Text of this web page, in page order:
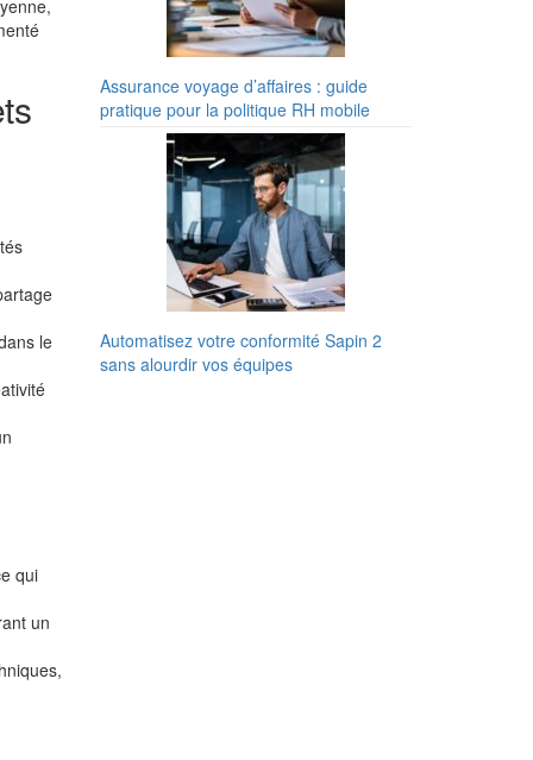
le
qui
un
Assurance voyage d’affaires : guide
pratique pour la politique RH mobile
Automatisez votre conformité Sapin 2
sans alourdir vos équipes